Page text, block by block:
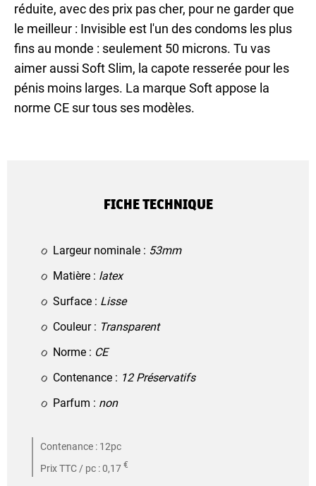
réduite, avec des prix pas cher, pour ne garder que
le meilleur : Invisible est l'un des condoms les plus
fins au monde : seulement 50 microns. Tu vas
aimer aussi Soft Slim, la capote resserée pour les
pénis moins larges. La marque Soft appose la
norme CE sur tous ses modèles.
FICHE TECHNIQUE
Largeur nominale : 53mm
Matière : latex
Surface : Lisse
Couleur : Transparent
Norme : CE
Contenance : 12 Préservatifs
Parfum : non
Contenance : 12pc
Prix TTC / pc : 0,17 €